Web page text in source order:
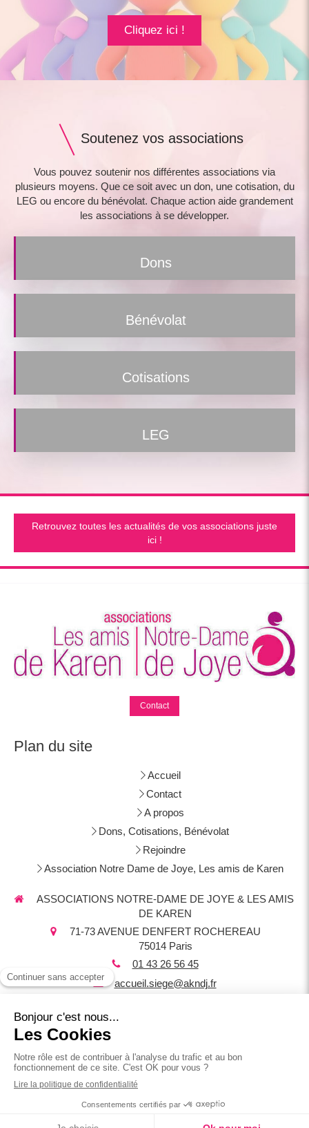
Cliquez ici !
Soutenez vos associations
Vous pouvez soutenir nos différentes associations via
plusieurs moyens. Que ce soit avec un don, une cotisation, du
LEG ou encore du bénévolat. Chaque action aide grandement
les associations à se développer.
Dons
Bénévolat
Cotisations
LEG
Retrouvez toutes les actualités de vos associations juste
ici !
Contact
Plan du site
Accueil
Contact
A propos
Dons, Cotisations, Bénévolat
Rejoindre
Association Notre Dame de Joye, Les amis de Karen
ASSOCIATIONS NOTRE-DAME DE JOYE & LES AMIS
DE KAREN
71-73 AVENUE DENFERT ROCHEREAU
75014 Paris
01 43 26 56 45
accueil.siege@akndj.fr
Mentions légales
Crédit photos Thomas Pringault :